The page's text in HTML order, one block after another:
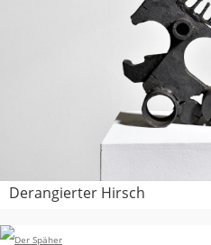
Derangierter Hirsch